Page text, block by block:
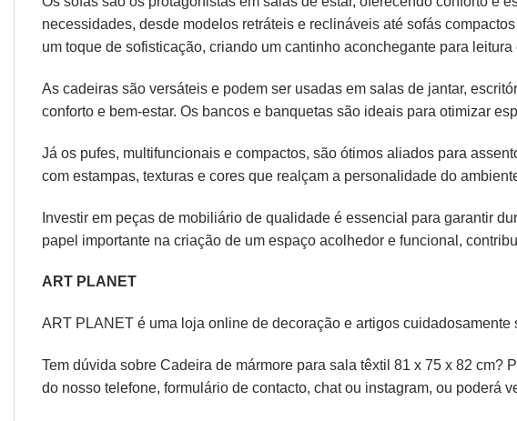
necessidades, desde modelos retráteis e reclináveis até sofás
um toque de sofisticação, criando um cantinho aconchegante para leitura
As cadeiras são versáteis e podem ser usadas em salas de jantar,
conforto e bem-estar. Os bancos e banquetas são ideais para otimizar
Já os pufes, multifuncionais e compactos, são ótimos aliados para
com estampas, texturas e cores que realçam a personalidade do
Investir em peças de mobiliário de qualidade é essencial para garantir
papel importante na criação de um espaço acolhedor e funcional,
ART PLANET
ART PLANET é uma loja online de decoração e artigos cuidadosamente
Tem dúvida sobre Cadeira de mármore para sala têxtil 81 x 75 x 82
do nosso telefone, formulário de contacto, chat ou instagram, ou poderá